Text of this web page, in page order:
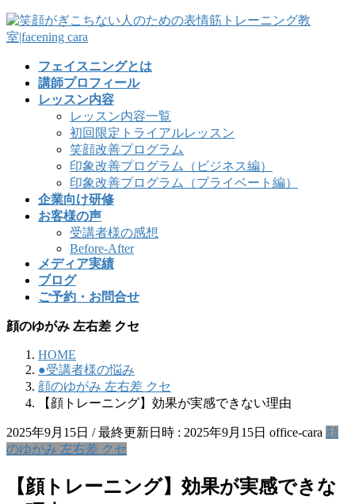
フェイスニングとは
講師プロフィール
レッスン内容
レッスン内容一覧
初回限定トライアルレッスン
笑顔改善プログラム
印象改善プログラム（ビジネス編）
印象改善プログラム（プライベート編）
企業向け研修
お客様の声
受講者様の感想
Before-After
メディア実績
ブログ
ご予約・お問合せ
顔のゆがみ 左右差 クセ
HOME
●受講者様の悩み
顔のゆがみ 左右差 クセ
【顔トレーニング】効果が実感できない理由
2025年9月15日 / 最終更新日時 : 2025年9月15日 office-cara 顔
のゆがみ 左右差 クセ
【顔トレーニング】効果が実感できな